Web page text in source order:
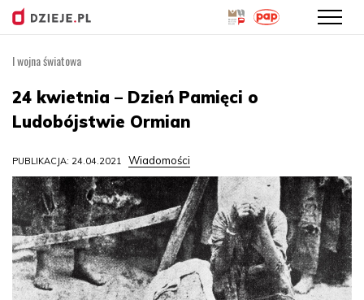
treści
I wojna światowa
24 kwietnia – Dzień Pamięci o
Ludobójstwie Ormian
PUBLIKACJA: 24.04.2021 Wiadomości